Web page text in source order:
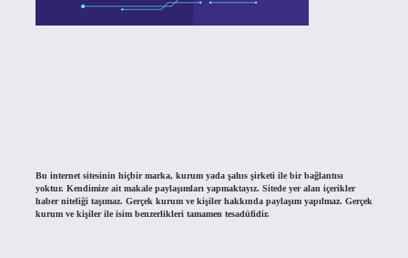
Bu internet sitesinin hiçbir marka, kurum yada şahıs şirketi ile bir bağlantısı
yoktur. Kendimize ait makale paylaşımları yapmaktayız. Sitede yer alan içerikler
haber niteliği taşımaz. Gerçek kurum ve kişiler hakkında paylaşım yapılmaz. Gerçek
kurum ve kişiler ile isim benzerlikleri tamamen tesadüfidir.